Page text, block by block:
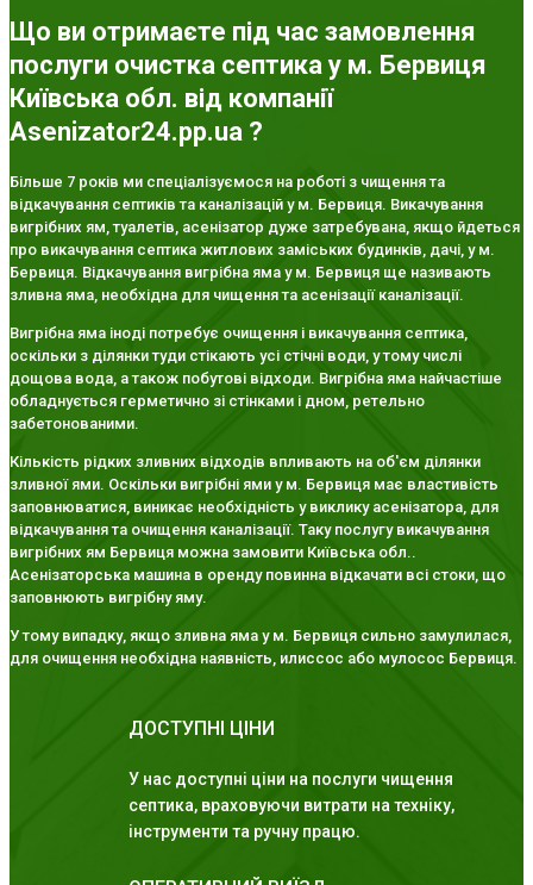
Що ви отримаєте під час замовлення
послуги очистка септика у м. Бервиця
Київська обл. від компанії
Asenizator24.pp.ua ?
Більше 7 років ми спеціалізуємося на роботі з чищення та
відкачування септиків та каналізацій у м. Бервиця. Викачування
вигрібних ям, туалетів, асенізатор дуже затребувана, якщо йдеться
про викачування септика житлових заміських будинків, дачі, у м.
Бервиця. Відкачування вигрібна яма у м. Бервиця ще називають
зливна яма, необхідна для чищення та асенізації каналізації.
Вигрібна яма іноді потребує очищення і викачування септика,
оскільки з ділянки туди стікають усі стічні води, у тому числі
дощова вода, а також побутові відходи. Вигрібна яма найчастіше
обладнується герметично зі стінками і дном, ретельно
забетонованими.
Кількість рідких зливних відходів впливають на об'єм ділянки
зливної ями. Оскільки вигрібні ями у м. Бервиця має властивість
заповнюватися, виникає необхідність у виклику асенізатора, для
відкачування та очищення каналізації. Таку послугу викачування
вигрібних ям Бервиця можна замовити Київська обл..
Асенізаторська машина в оренду повинна відкачати всі стоки, що
заповнюють вигрібну яму.
У тому випадку, якщо зливна яма у м. Бервиця сильно замулилася,
для очищення необхідна наявність, илиссос або мулосос Бервиця.
ДОСТУПНІ ЦІНИ
У нас доступні ціни на послуги чищення
септика, враховуючи витрати на техніку,
інструменти та ручну працю.